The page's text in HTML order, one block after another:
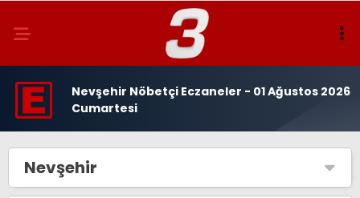
Nevşehir Nöbetçi Eczaneler - 01 Ağustos 2026
Cumartesi
Nevşehir